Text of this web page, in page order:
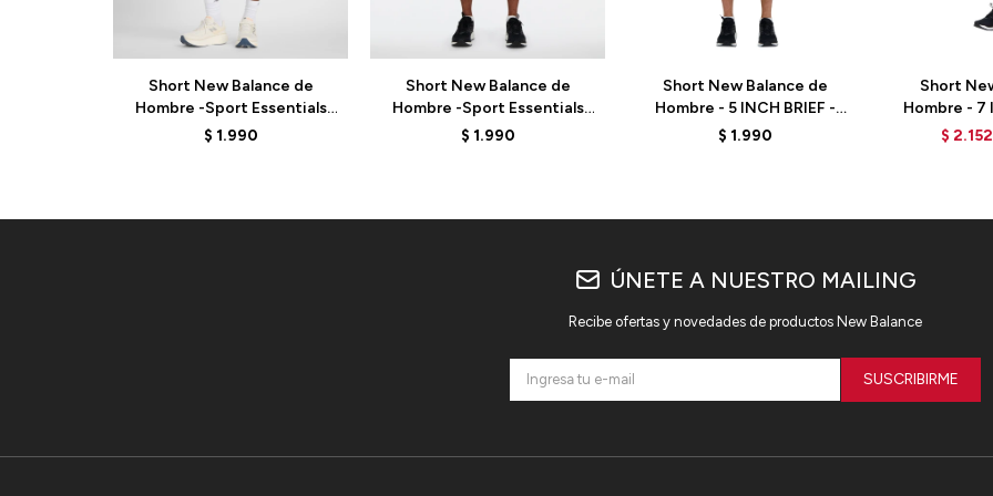
Short New Balance de
Hombre -Sport Essentials
5"- MS41227SRU - BLUE
$ 1.990
Short New Balance de
Hombre -Sport Essentials
5"- MS41227NNY - BLUE
$ 1.990
Short New Balance de
Hombre - 5 INCH BRIEF -
MS41227GT - GREEN
$ 1.990
Short
Hombre - 7
$ 2.152
ÚNETE A NUESTRO MAILING
Recibe ofertas y novedades de productos New Balance
SUSCRIBIRME